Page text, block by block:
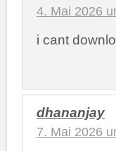
4. Mai 2026
i cant
dhananjay
7. Mai 2026